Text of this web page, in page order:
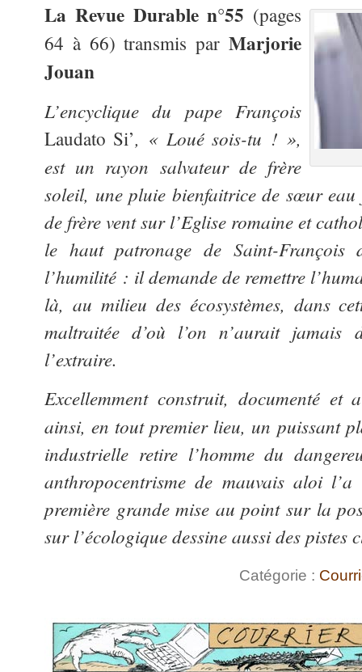
La Revue Durable n°55 (pages
64 à 66) transmis par Marjorie
Jouan
L’encyclique du pape François
Laudato Si’, « Loué sois-tu ! »,
est un rayon salvateur de frère
soleil, une pluie bienfaitrice de sœur
de frère vent sur l’Eglise romaine et
le haut patronage de Saint-François
l’humilité : il demande de remettre
là, au milieu des écosystèmes, dans
maltraitée d’où l’on n’aurait
l’extraire.
Excellemment construit, documenté et
ainsi, en tout premier lieu, un puissant
industrielle retire l’homme du
anthropocentrisme de mauvais aloi
première grande mise au point sur la
sur l’écologique dessine aussi des
Catégorie :